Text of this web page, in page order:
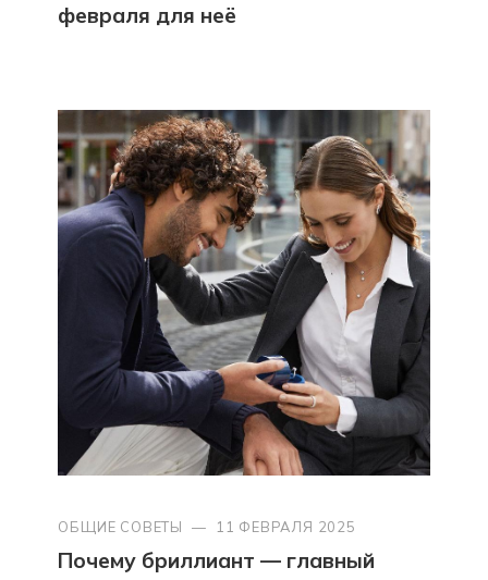
февраля для неё
ОБЩИЕ СОВЕТЫ — 11 ФЕВРАЛЯ 2025
Почему бриллиант — главный